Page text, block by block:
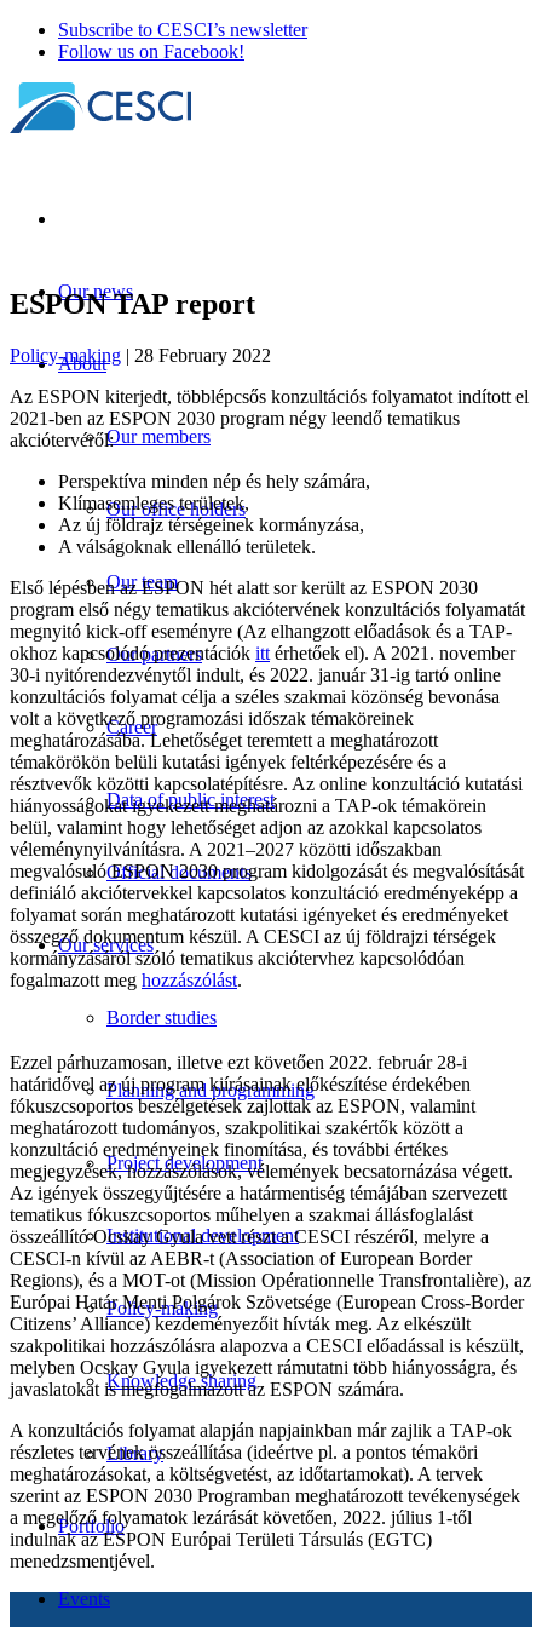
Subscribe to CESCI’s newsletter
Follow us on Facebook!
Our news
About
Our members
Our office holders
Our team
Our partners
Career
Data of public interest
Official documents
Our services
Border studies
Planning and programming
Project development
Institutional development
Policy-making
Knowledge sharing
Library
Portfolio
Events
ESPON TAP report
Policy-making | 28 February 2022
Az ESPON kiterjedt, többlépcsős konzultációs folyamatot indított el
2021-ben az ESPON 2030 program négy leendő tematikus
akciótervéről:
Perspektíva minden nép és hely számára,
Klímasemleges területek,
Az új földrajz térségeinek kormányzása,
A válságoknak ellenálló területek.
Első lépésben az ESPON hét alatt sor került az ESPON 2030
program első négy tematikus akciótervének konzultációs folyamatát
megnyitó kick-off eseményre (Az elhangzott előadások és a TAP-
okhoz kapcsolódó prezentációk itt érhetőek el). A 2021. november
30-i nyitórendezvénytől indult, és 2022. január 31-ig tartó online
konzultációs folyamat célja a széles szakmai közönség bevonása
volt a következő programozási időszak témaköreinek
meghatározásába. Lehetőséget teremtett a meghatározott
témakörökön belüli kutatási igények feltérképezésére és a
résztvevők közötti kapcsolatépítésre. Az online konzultáció kutatási
hiányosságokat igyekezett meghatározni a TAP-ok témakörein
belül, valamint hogy lehetőséget adjon az azokkal kapcsolatos
véleménynyilvánításra. A 2021–2027 közötti időszakban
megvalósuló ESPON 2030 program kidolgozását és megvalósítását
definiáló akciótervekkel kapcsolatos konzultáció eredményeképp a
folyamat során meghatározott kutatási igényeket és eredményeket
összegző dokumentum készül. A CESCI az új földrajzi térségek
kormányzásáról szóló tematikus akciótervhez kapcsolódóan
fogalmazott meg hozzászólást.
Ezzel párhuzamosan, illetve ezt követően 2022. február 28-i
határidővel az új program kiírásainak előkészítése érdekében
fókuszcsoportos beszélgetések zajlottak az ESPON, valamint
meghatározott tudományos, szakpolitikai szakértők között a
konzultáció eredményeinek finomítása, és további értékes
megjegyzések, hozzászólások, vélemények becsatornázása végett.
Az igények összegyűjtésére a határmentiség témájában szervezett
tematikus fókuszcsoportos műhelyen a szakmai állásfoglalást
összeállító Ocskay Gyula vett részt a CESCI részéről, melyre a
CESCI-n kívül az AEBR-t (Association of European Border
Regions), és a MOT-ot (Mission Opérationnelle Transfrontalière), az
Európai Határ Menti Polgárok Szövetsége (European Cross-Border
Citizens’ Alliance) kezdeményezőit hívták meg. Az elkészült
szakpolitikai hozzászólásra alapozva a CESCI előadással is készült,
melyben Ocskay Gyula igyekezett rámutatni több hiányosságra, és
javaslatokat is megfogalmazott az ESPON számára.
A konzultációs folyamat alapján napjainkban már zajlik a TAP-ok
részletes tervének összeállítása (ideértve pl. a pontos témaköri
meghatározásokat, a költségvetést, az időtartamokat). A tervek
szerint az ESPON 2030 Programban meghatározott tevékenységek
a megelőző folyamatok lezárását követően, 2022. július 1-től
indulnak az ESPON Európai Területi Társulás (EGTC)
menedzsmentjével.